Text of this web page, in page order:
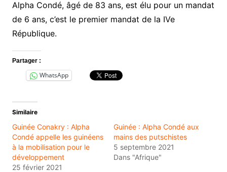
Alpha Condé, âgé de 83 ans, est élu pour un mandat
de 6 ans, c’est le premier mandat de la IVe
République.
Partager :
WhatsApp
Similaire
Guinée Conakry : Alpha
Condé appelle les guinéens
à la mobilisation pour le
développement
25 février 2021
Guinée : Alpha Condé aux
mains des putschistes
5 septembre 2021
Dans "Afrique"